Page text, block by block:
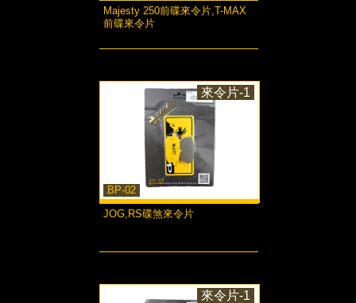
Majesty 250前碟來令片,T-MAX
前碟來令片
BP-02
來令片-1
JOG,RS碟煞來令片
來令片-1